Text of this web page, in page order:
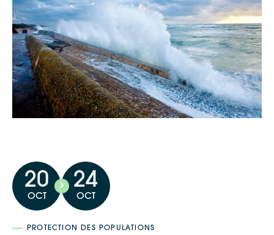
20
OCT
24
OCT
PROTECTION DES POPULATIONS